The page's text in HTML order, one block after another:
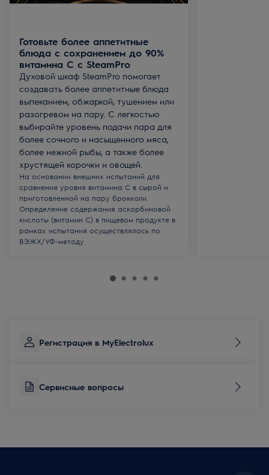
Готовьте более аппетитные
блюда с сохранением до 90%
витамина С с SteamPro
Духовой шкаф SteamPro помогает
создавать более аппетитные блюда
выпеканием, обжаркой, тушением или
разогревом на пару. С легкостью
выбирайте уровень подачи пара для
более сочного и насыщенного мяса,
более нежной рыбы, а также более
хрустящей корочки и овощей.
На основании внешних испытаний для
сравнения уровня витамина С в сырой и
приготовленной на пару брокколи.
Определение содержания аскорбиновой
кислоты (витамин С) в пищевом продукте в
рамках испытания осуществлялось по
ВЭЖХ/УФ-методу
Регистрация в MyElectrolux
Сервисные вопросы